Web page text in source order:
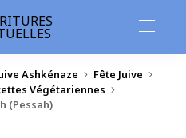
Ashkénaze
Fête Juive
Végétariennes
(Pessah)